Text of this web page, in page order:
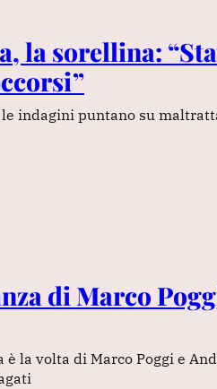
la sorellina:
indagini puntano su
di Marco
la volta di Marco Poggi e